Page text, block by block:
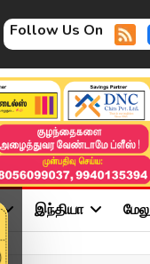
Follow Us On
இந்தியா